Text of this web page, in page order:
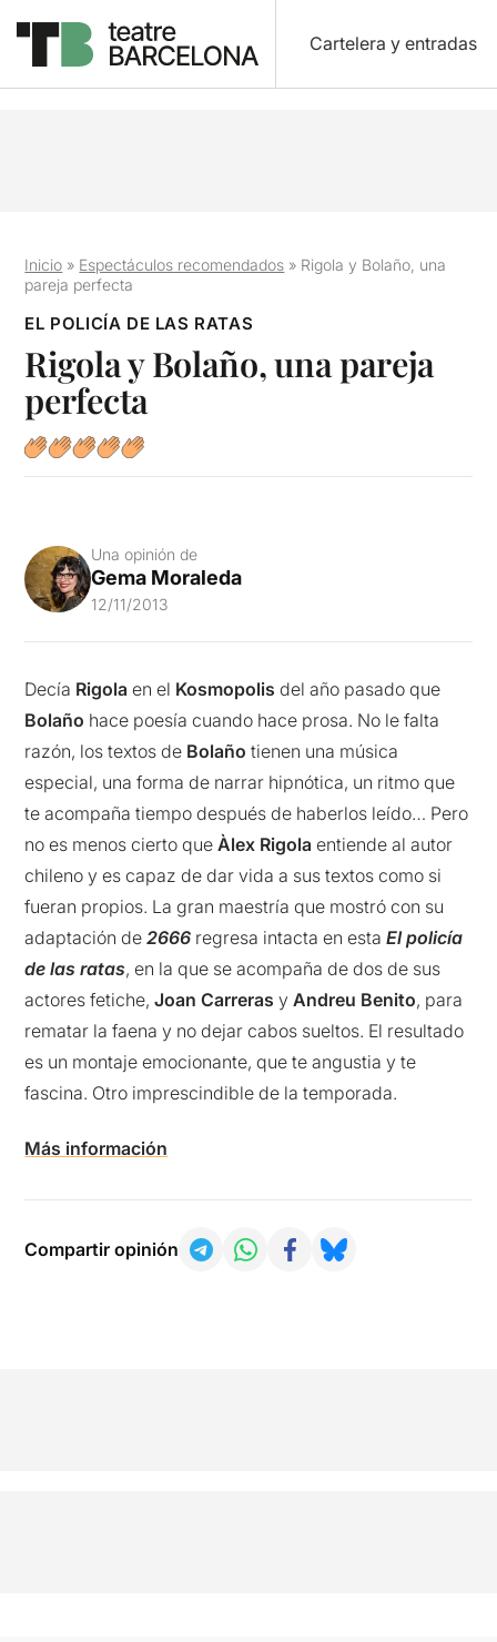
Cartelera y entradas
Inicio » Espectáculos recomendados » Rigola y Bolaño, una
pareja perfecta
EL POLICÍA DE LAS RATAS
Rigola y Bolaño, una pareja
perfecta
Una opinión de
Gema Moraleda
12/11/2013
Decía Rigola en el Kosmopolis del año pasado que
Bolaño hace poesía cuando hace prosa. No le falta
razón, los textos de Bolaño tienen una música
especial, una forma de narrar hipnótica, un ritmo que
te acompaña tiempo después de haberlos leído… Pero
no es menos cierto queÀlex Rigola entiende al autor
chileno y es capaz de dar vida a sus textos como si
fueran propios. La gran maestría que mostró con su
adaptación de2666 regresa intacta en estaEl policía
de las ratas, en la que se acompaña de dos de sus
actores fetiche,Joan Carreras yAndreu Benito, para
rematar la faena y no dejar cabos sueltos. El resultado
es un montaje emocionante, que te angustia y te
fascina. Otro imprescindible de la temporada.
Más información
Compartir opinión